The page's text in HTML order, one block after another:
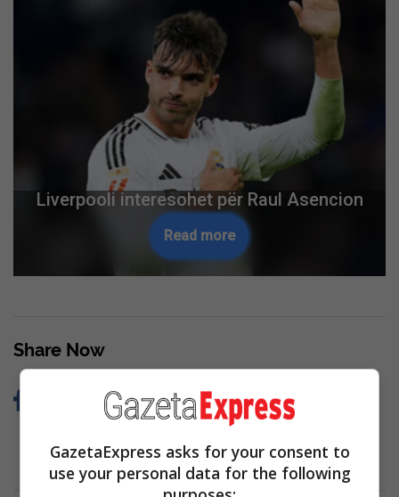
KDI thirrje Kurtit të propozojë kandidatin
për kryetar Kuvendi: Negociatat për
president i vazhdoni pastaj
Read more
Share Now
GazetaExpress asks for your consent to
use your personal data for the following